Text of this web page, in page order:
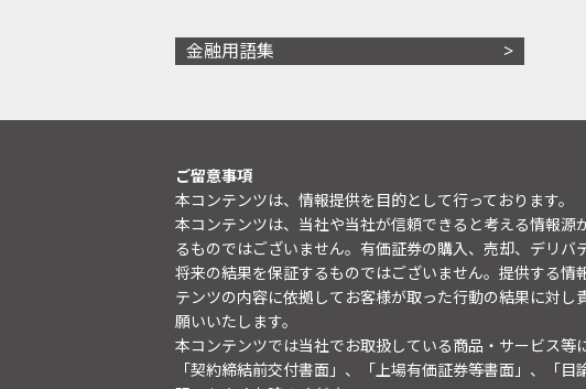
金融用語集
ご留意事項
本コンテンツは、情報提供を目的として行っております。
本コンテンツは、当社や当社が信頼できると考える情報
るものではございません。有価証券の購入、売却、デリ
将来の結果を保証するものではございません。提供する
テンツの内容に依拠してお客様が取った行動の結果に対
願いいたします。
本コンテンツでは当社でお取扱している商品・サービス
「契約締結前交付書面」、「上場有価証券等書面」、「